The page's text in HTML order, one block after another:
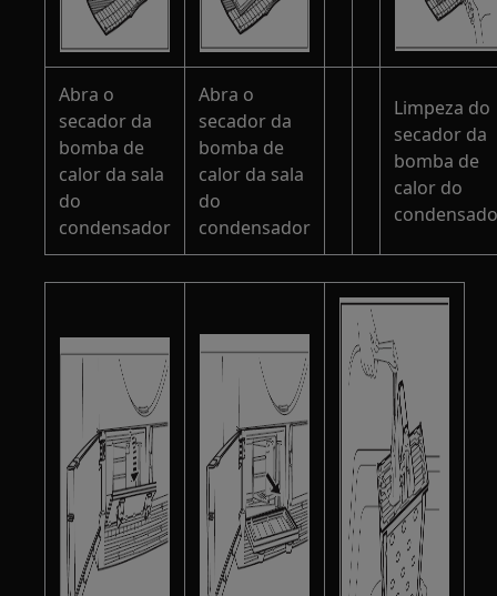
Abra o
secador da
bomba de
calor da sala
do
condensador
Abra o
secador da
bomba de
calor da sala
do
condensador
Limpeza do
secador da
bomba de
calor do